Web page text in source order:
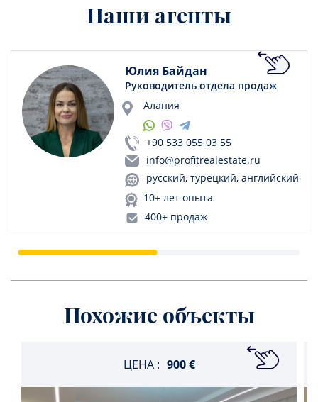
Наши агенты
Юлия Байдан
Руководитель отдела продаж
Алания
+90 533 055 03 55
info@profitrealestate.ru
русский, турецкий, английский
10+ лет опыта
400+ продаж
Похожие объекты
ЦЕНА : 900 €